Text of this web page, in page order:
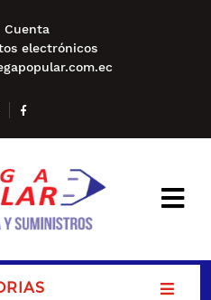
Cuenta
electrónicos